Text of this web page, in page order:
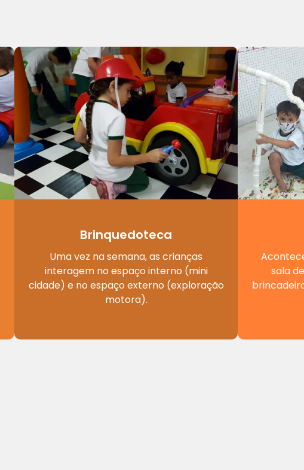
Brinquedoteca
Uma vez na semana, as crianças
interagem no espaço interno (mini
cidade) e no espaço externo (exploração
motora).
sala